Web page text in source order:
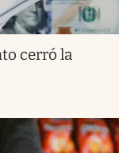
cerró la